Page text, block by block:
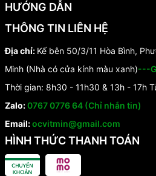
HƯỚNG DẪN
THÔNG TIN LIÊN HỆ
Địa chỉ: Kế bên 50/3/11 Hòa Bình,
Minh (Nhà có cửa kính màu xanh)---
Thời gian: 8h30 - 11h30 & 13h - 17h
Zalo:0767 0776 64 (Chỉ nhắn tin)
Email:ocvitmin@gmail.com
HÌNH THỨC THANH TOÁN